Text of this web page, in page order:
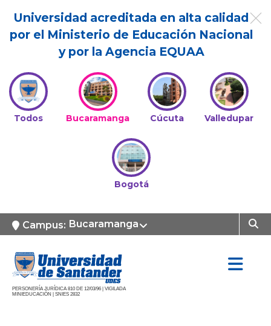
Universidad acreditada en alta calidad
por el Ministerio de Educación Nacional
y por la Agencia EQUAA
Todos Bucaramanga Cúcuta Valledupar
Bogotá
Campus: Bucaramanga
PERSONERÍA JURÍDICA 810 DE 12/03/96 | VIGILADA
MINIEDUCACIÓN | SNIES 2832